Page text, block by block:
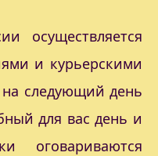
осуществляется
и курьерскими
следующий день
для вас день и
оговариваются